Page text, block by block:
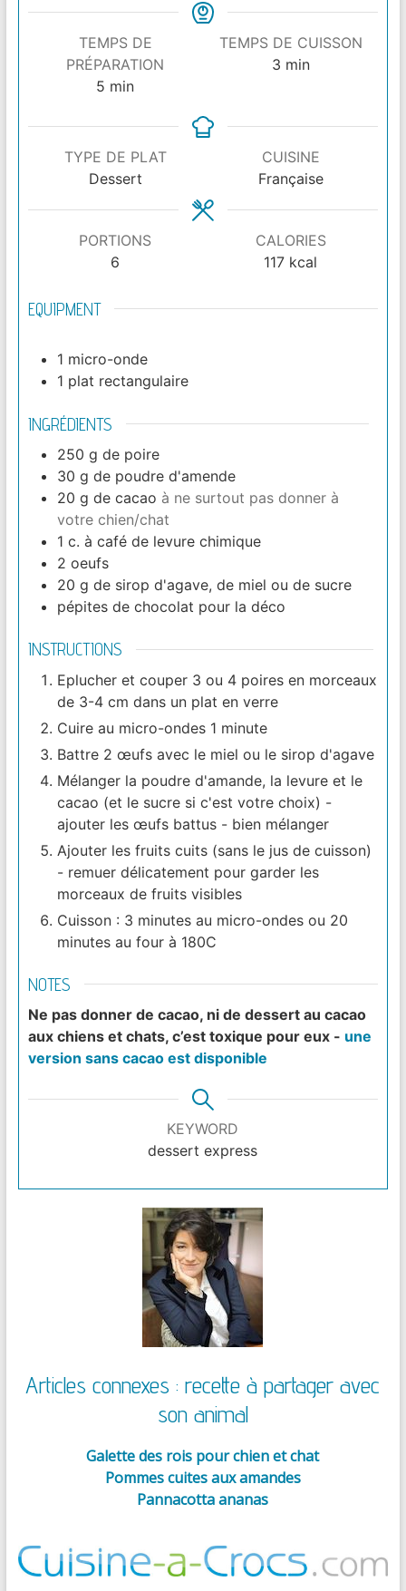
TEMPS DE
PRÉPARATION
5 minutes
min
TEMPS DE CUISSON
3minutes
min
TYPE DE PLAT
Dessert
CUISINE
Française
PORTIONS
6
CALORIES
117 kcal
EQUIPMENT
1 micro-onde
1 plat rectangulaire
INGRÉDIENTS
250 g de poire
30 g de poudre d'amende
20 g de cacao à ne surtout pas donner à
votre chien/chat
1 c. à café de levure chimique
2 oeufs
20 g de sirop d'agave, de miel ou de sucre
pépites de chocolat pour la déco
INSTRUCTIONS
Eplucher et couper 3 ou 4 poires en morceaux
de 3-4 cm dans un plat en verre
Cuire au micro-ondes 1 minute
Battre 2 œufs avec le miel ou le sirop d'agave
Mélanger la poudre d'amande, la levure et le
cacao (et le sucre si c'est votre choix) -
ajouter les œufs battus - bien mélanger
Ajouter les fruits cuits (sans le jus de cuisson)
- remuer délicatement pour garder les
morceaux de fruits visibles
Cuisson : 3 minutes au micro-ondes ou 20
minutes au four à 180C
NOTES
Ne pas donner de cacao, ni de dessert au cacao
aux chiens et chats, c’est toxique pour eux - une
version sans cacao est disponible
KEYWORD
dessert express
Articles connexes : recette à partager avec
son animal
Galette des rois pour chien et chat
Pommes cuites aux amandes
Pannacotta ananas